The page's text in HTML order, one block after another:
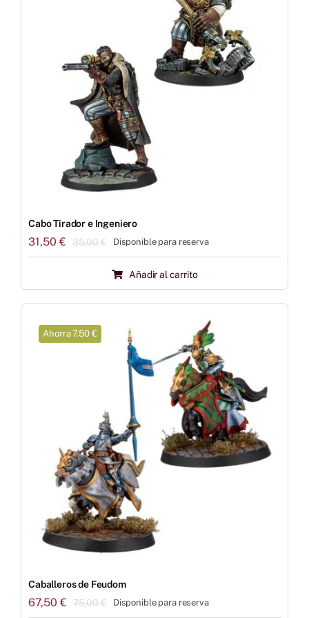
Cabo Tirador e Ingeniero
35,00€El
original
era:
31,50€
El
actual
es:
Disponible para reserva
Añadir al carrito
Ahorra 7.50 €
Caballeros de Feudom
75,00€El
67,50€
ElDisponible para reserva